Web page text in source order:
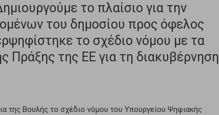
το πλαίσιο για την
του δημοσίου προς όφελος
το σχέδιο νόμου με τα
Πράξης της ΕΕ για τη διακυβέρνηση
της Βουλής το σχέδιο νόμου του Υπουργείου Ψηφιακής